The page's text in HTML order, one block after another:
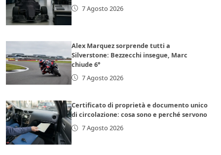
7 Agosto 2026
Alex Marquez sorprende tutti a
Silverstone: Bezzecchi insegue, Marc
chiude 6°
7 Agosto 2026
Certificato di proprietà e documento unico
di circolazione: cosa sono e perché servono
7 Agosto 2026